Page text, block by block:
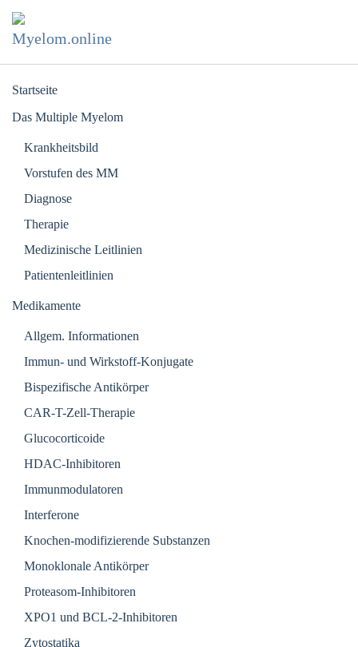
Zum Hauptinhalt springen
Startseite
Das Multiple Myelom
Krankheitsbild
Vorstufen des MM
Diagnose
Therapie
Medizinische Leitlinien
Patientenleitlinien
Medikamente
Allgem. Informationen
Immun- und Wirkstoff-Konjugate
Bispezifische Antikörper
CAR-T-Zell-Therapie
Glucocorticoide
HDAC-Inhibitoren
Immunmodulatoren
Interferone
Knochen-modifizierende Substanzen
Monoklonale Antikörper
Proteasom-Inhibitoren
XPO1 und BCL-2-Inhibitoren
Zytostatika